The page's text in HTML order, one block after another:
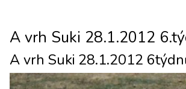
A vrh Suki 28.1.2012
A vrh Suki 28.1.2012